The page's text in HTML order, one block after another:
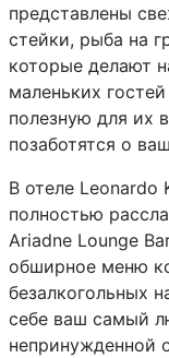
представлены
стейки, рыба на
которые делают
маленьких
полезную для их
позаботятся о
В отеле
полностью
Ariadne Lounge
обширное меню
безалкогольных
себе ваш самый
непринужденной